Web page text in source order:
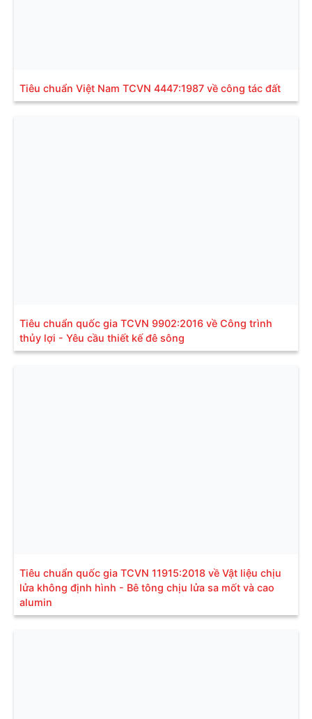
Tiêu chuẩn Việt Nam TCVN 4447:1987 về công tác đất
Tiêu chuẩn quốc gia TCVN 9902:2016 về Công trình
thủy lợi - Yêu cầu thiết kế đê sông
Tiêu chuẩn quốc gia TCVN 11915:2018 về Vật liệu chịu
lửa không định hình - Bê tông chịu lửa sa mốt và cao
alumin